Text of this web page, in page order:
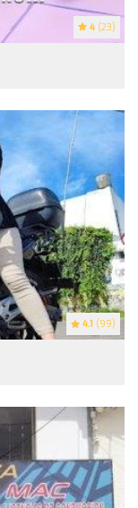
4 (23)
4.1 (99)